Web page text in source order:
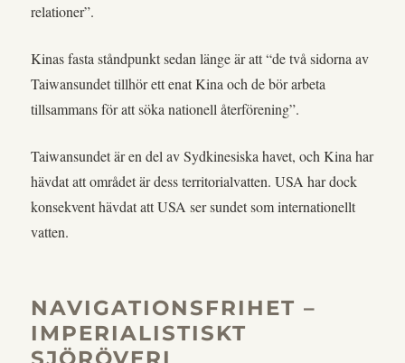
relationer”.
Kinas fasta ståndpunkt sedan länge är att “de två sidorna av
Taiwansundet tillhör ett enat Kina och de bör arbeta
tillsammans för att söka nationell återförening”.
Taiwansundet är en del av Sydkinesiska havet, och Kina har
hävdat att området är dess territorialvatten. USA har dock
konsekvent hävdat att USA ser sundet som internationellt
vatten.
NAVIGATIONSFRIHET –
IMPERIALISTISKT